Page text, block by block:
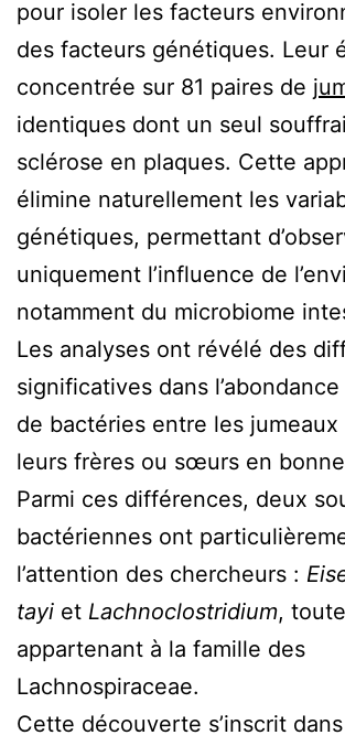
pour isoler les facteurs
des facteurs génétiques. Leur
concentrée sur 81 paires de
identiques dont un seul
sclérose en plaques. Cette
élimine naturellement les
génétiques, permettant
uniquement l’influence de
notamment du microbiome
Les analyses ont révélé des
significatives dans
de bactéries entre les jumeaux
leurs frères ou sœurs en
Parmi ces différences, deux
bactériennes ont
l’attention des chercheurs :
tayi et Lachnoclostridium,
appartenant à la famille des
Lachnospiraceae.
Cette découverte s’inscrit